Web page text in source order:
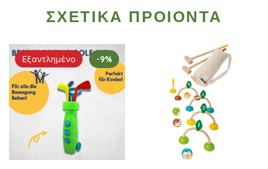
ΣΧΕΤΙΚΑ ΠΡΟΙΟΝΤΑ
Εξαντλημένο -9%